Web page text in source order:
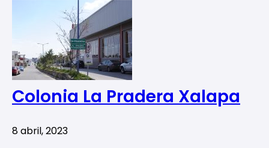
Colonia La Pradera Xalapa
8 abril, 2023